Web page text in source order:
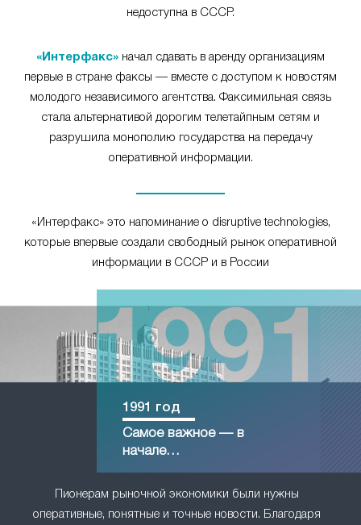
недоступна в СССР.
«Интерфакс» начал сдавать в аренду организациям
первые в стране факсы — вместе с доступом к новостям
молодого независимого агентства. Факсимильная связь
стала альтернативой дорогим телетайпным сетям и
разрушила монополию государства на передачу
оперативной информации.
«Интерфакс» это напоминание о disruptive technologies,
которые впервые создали свободный рынок оперативной
информации в СССР и в России
Пионерам рыночной экономики были нужны
оперативные, понятные и точные новости. Благодаря
1991 год
Самое важное — в
начале…